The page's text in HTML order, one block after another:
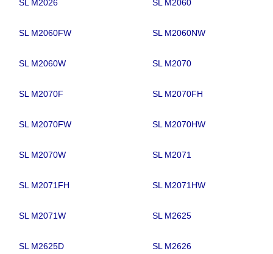
SL M2026 SL M2060
SL M2060FW SL M2060NW
SL M2060W SL M2070
SL M2070F SL M2070FH
SL M2070FW SL M2070HW
SL M2070W SL M2071
SL M2071FH SL M2071HW
SL M2071W SL M2625
SL M2625D SL M2626